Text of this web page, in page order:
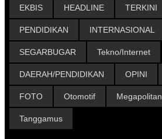
EKBIS HEADLINE TERKINI
PENDIDIKAN INTERNASIONAL
SEGARBUGAR Tekno/Internet
DAERAH/PENDIDIKAN OPINI
FOTO Otomotif Megapolitan
Tanggamus